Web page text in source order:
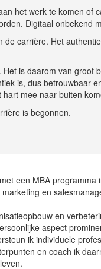
het werk te komen of
Digitaal onbekend
carrière. Het
is daarom van groot
is, dus betrouwbaar
mee naar buiten
is begonnen.
een MBA programma
en
en
aspect
ik individuele
en coach ik